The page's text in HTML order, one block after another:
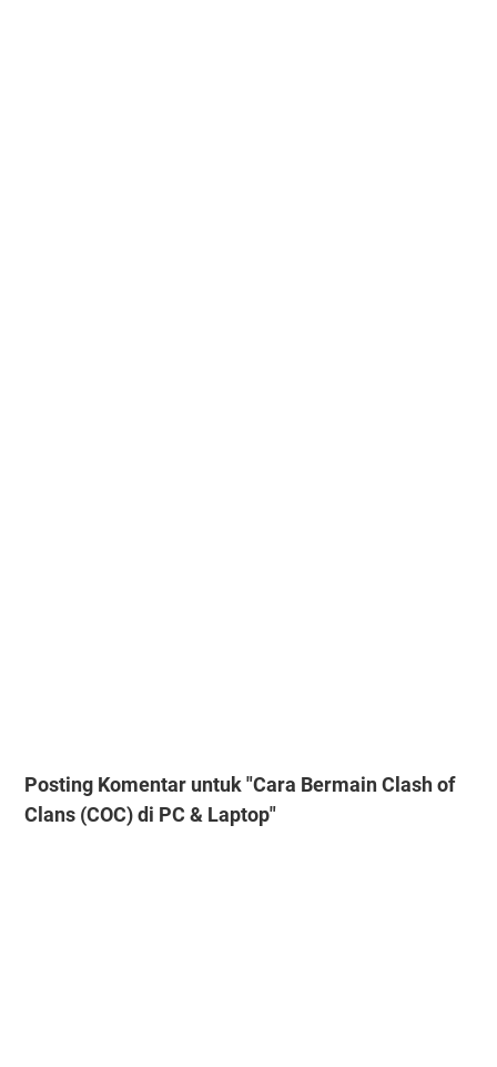
Posting Komentar untuk "Cara Bermain Clash of
Clans (COC) di PC & Laptop"